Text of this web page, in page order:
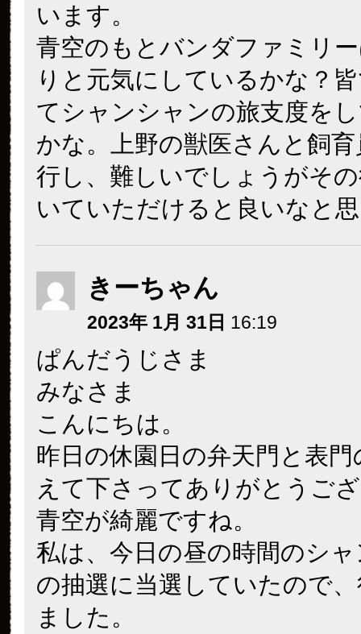
います。
青空のもとバンダファミリ
りと元気にしているかな？
てシャンシャンの旅支度を
かな。上野の獣医さんと飼
行し、難しいでしょうがそ
いていただけると良いなと
きーちゃん
2023年 1月 31日 16:19
ぱんだうじさま
みなさま
こんにちは。
昨日の休園日の弁天門と表
えて下さってありがとうご
青空が綺麗ですね。
私は、今日の昼の時間のシ
の抽選に当選していたので
ました。